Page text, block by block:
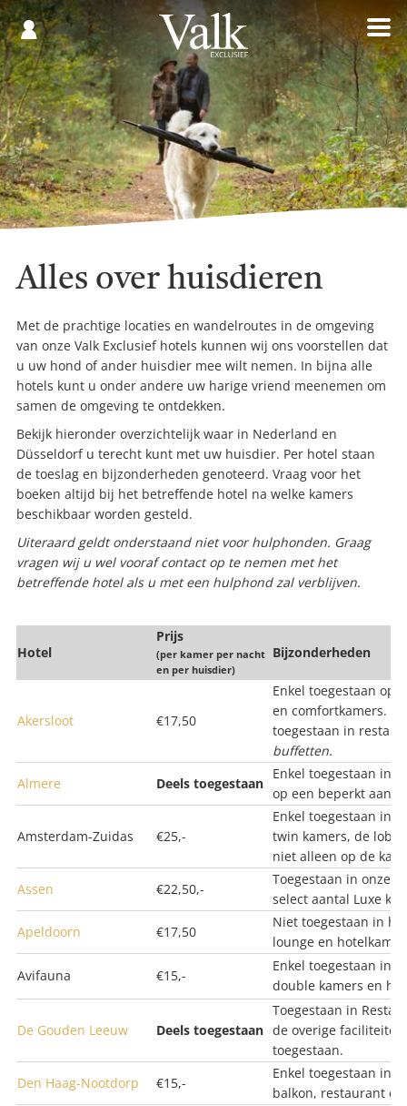
Registreren
Gespaard€
0,00
Alles over huisdieren
Met de prachtige locaties en wandelroutes in de omgeving
van onze Valk Exclusief hotels kunnen wij ons voorstellen dat
u uw hond of ander huisdier mee wilt nemen. In bijna alle
hotels kunt u onder andere uw harige vriend meenemen om
samen de omgeving te ontdekken.
Bekijk hieronder overzichtelijk waar in Nederland en
Düsseldorf u terecht kunt met uw huisdier. Per hotel staan
de toeslag en bijzonderheden genoteerd. Vraag voor het
boeken altijd bij het betreffende hotel na welke kamers
beschikbaar worden gesteld.
Uiteraard geldt onderstaand niet voor hulphonden. Graag
vragen wij u wel vooraf contact op te nemen met het
betreffende hotel als u met een hulphond zal verblijven.
Hotel
Prijs
(per kamer per nacht
en per huisdier)
Bijzonderheden
Akersloot €17,50
Enkel toegestaan op
en comfortkamers.
toegestaan in
buffetten.
Almere
Deels toegestaan
Enkel toegestaan in
op een beperkt
Amsterdam-Zuidas €25,-
Enkel toegestaan in
twin kamers, de
niet alleen op de
Assen
€22,50,-
Toegestaan in onze
select aantal Luxe
Apeldoorn
€17,50
Niet toegestaan in
lounge en
Avifauna
€15,-
Enkel toegestaan in
double kamers en
De Gouden Leeuw Deels toegestaan
Toegestaan in
de overige
toegestaan.
Den Haag-Nootdorp
€15,-
Enkel toegestaan in
balkon, restaurant